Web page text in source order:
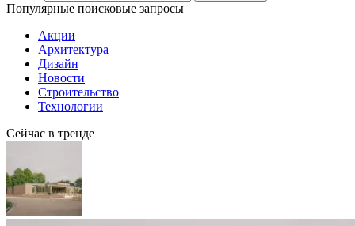
Популярные поисковые запросы
Акции
Архитектура
Дизайн
Новости
Строительство
Технологии
Сейчас в тренде